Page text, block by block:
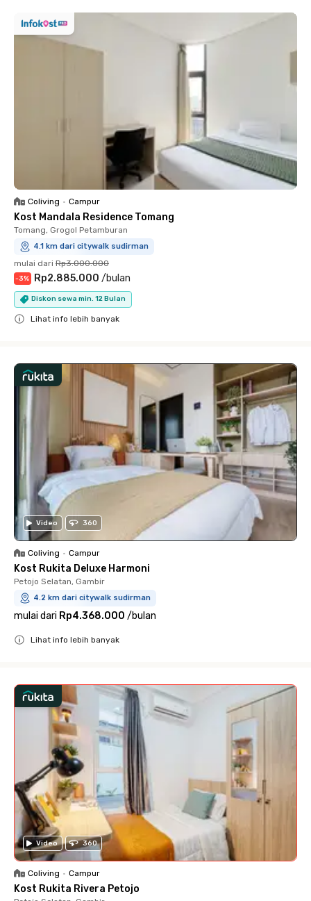
Coliving • Campur
Kost Mandala Residence Tomang
Tomang, Grogol Petamburan
4.1 km dari citywalk sudirman
mulai dari Rp3.000.000
-3% Rp2.885.000 /bulan
Diskon sewa min. 12 Bulan
Lihat info lebih banyak
Video 360
Coliving • Campur
Kost Rukita Deluxe Harmoni
Petojo Selatan, Gambir
4.2 km dari citywalk sudirman
mulai dari Rp4.368.000 /bulan
Lihat info lebih banyak
Video 360
Coliving • Campur
Kost Rukita Rivera Petojo